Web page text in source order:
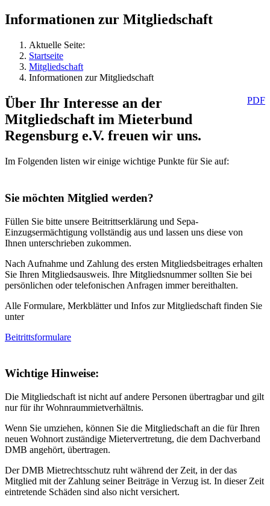
Informationen zur Mitgliedschaft
Aktuelle Seite:
Startseite
Mitgliedschaft
Informationen zur Mitgliedschaft
PDF
Über Ihr Interesse an der
Mitgliedschaft im Mieterbund
Regensburg e.V. freuen wir uns.
Im Folgenden listen wir einige wichtige Punkte für Sie auf:
Sie möchten Mitglied werden?
Füllen Sie bitte unsere Beitrittserklärung und Sepa-
Einzugsermächtigung vollständig aus und lassen uns diese von
Ihnen unterschrieben zukommen.
Nach Aufnahme und Zahlung des ersten Mitgliedsbeitrages erhalten
Sie Ihren Mitgliedsausweis. Ihre Mitgliedsnummer sollten Sie bei
persönlichen oder telefonischen Anfragen immer bereithalten.
Alle Formulare, Merkblätter und Infos zur Mitgliedschaft finden Sie
unter
Beitrittsformulare
Wichtige Hinweise:
Die Mitgliedschaft ist nicht auf andere Personen übertragbar und gilt
nur für ihr Wohnraummietverhältnis.
Wenn Sie umziehen, können Sie die Mitgliedschaft an die für Ihren
neuen Wohnort zuständige Mietervertretung, die dem Dachverband
DMB angehört, übertragen.
Der DMB Mietrechtsschutz ruht während der Zeit, in der das
Mitglied mit der Zahlung seiner Beiträge in Verzug ist. In dieser Zeit
eintretende Schäden sind also nicht versichert.